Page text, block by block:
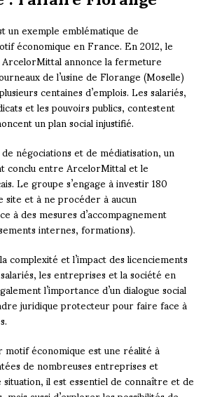
un exemple emblématique de
économique en France. En 2012, le
annonce la fermeture
de l’usine de Florange (Moselle)
centaines d’emplois. Les salariés,
et les pouvoirs publics, contestent
un plan social injustifié.
négociations et de médiatisation, un
conclu entre ArcelorMittal et le
Le groupe s’engage à investir 180
site et à ne procéder à aucun
à des mesures d’accompagnement
internes, formations).
complexité et l’impact des licenciements
les entreprises et la société en
l’importance d’un dialogue social
juridique protecteur pour faire face à
économique est une réalité à
de nombreuses entreprises et
il est essentiel de connaître et de